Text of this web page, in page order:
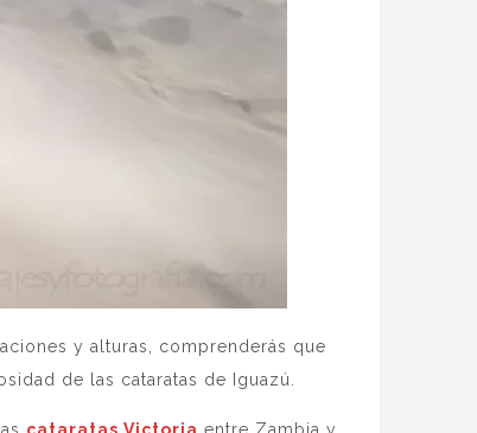
y alturas, comprenderás que
de las cataratas de Iguazú.